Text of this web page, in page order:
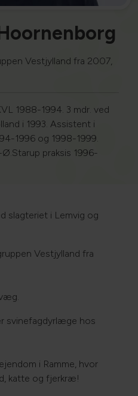
Vestjylland fra 2007,
1988-1994. 3 mdr. ved
i 1993. ​Assistent i
1996 og 1998-1999.
praksis 1996-
slagteriet i Lemvig og
Vestjylland fra
svinefagdyrlæge hos
i Ramme, hvor
katte og fjerkræ!